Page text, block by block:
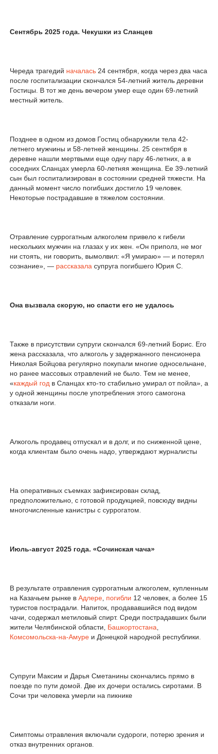
Сентябрь 2025 года. Чекушки из Сланцев
Череда трагедий началась 24 сентября, когда через два часа
после госпитализации скончался 54-летний житель деревни
Гостицы. В тот же день вечером умер еще один 69-летний
местный житель.
Позднее в одном из домов Гостиц обнаружили тела 42-
летнего мужчины и 58-летней женщины. 25 сентября в
деревне нашли мертвыми еще одну пару 46-летних, а в
соседних Сланцах умерла 60-летняя женщина. Ее 39-летний
сын был госпитализирован в состоянии средней тяжести. На
данный момент число погибших достигло 19 человек.
Некоторые пострадавшие в тяжелом состоянии.
Отравление суррогатным алкоголем привело к гибели
нескольких мужчин на глазах у их жен. «Он приполз, не мог
ни стоять, ни говорить, вымолвил: «Я умираю» — и потерял
сознание», — рассказала супруга погибшего Юрия С.
Она вызвала скорую, но спасти его не удалось
Также в присутствии супруги скончался 69-летний Борис. Его
жена рассказала, что алкоголь у задержанного пенсионера
Николая Бойцова регулярно покупали многие односельчане,
но ранее массовых отравлений не было. Тем не менее,
«каждый год в Сланцах кто-то стабильно умирал от пойла», а
у одной женщины после употребления этого самогона
отказали ноги.
Алкоголь продавец отпускал и в долг, и по сниженной цене,
когда клиентам было очень надо, утверждают журналисты
На оперативных съемках зафиксирован склад,
предположительно, с готовой продукцией, повсюду видны
многочисленные канистры с суррогатом.
Июль-август 2025 года. «Сочинская чача»
В результате отравления суррогатным алкоголем, купленным
на Казачьем рынке в Адлере погибли 12 человек, а более 15
туристов пострадали. Напиток, продававшийся под видом
чачи, содержал метиловый спирт. Среди пострадавших были
жители Челябинской области, Башкортостана
Комсомольска-на-Амуре и Донецкой народной республики.
Супруги Максим и Дарья Сметанины скончались прямо в
поезде по пути домой. Две их дочери остались сиротами. В
Сочи три человека умерли на пикнике
Симптомы отравления включали судороги, потерю зрения и
отказ внутренних органов.